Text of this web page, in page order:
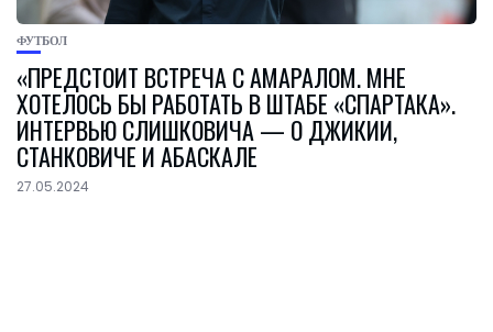
ФУТБОЛ
«ПРЕДСТОИТ ВСТРЕЧА С АМАРАЛОМ. МНЕ
ХОТЕЛОСЬ БЫ РАБОТАТЬ В ШТАБЕ «СПАРТАКА».
ИНТЕРВЬЮ СЛИШКОВИЧА — О ДЖИКИИ,
СТАНКОВИЧЕ И АБАСКАЛЕ
27.05.2024